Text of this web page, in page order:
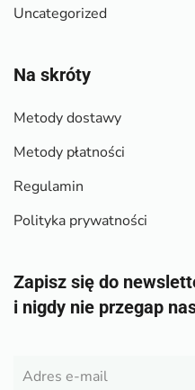
Uncategorized
Na skróty
Metody dostawy
Metody płatności
Regulamin
Polityka prywatności
Zapisz się do
i nigdy nie przegap